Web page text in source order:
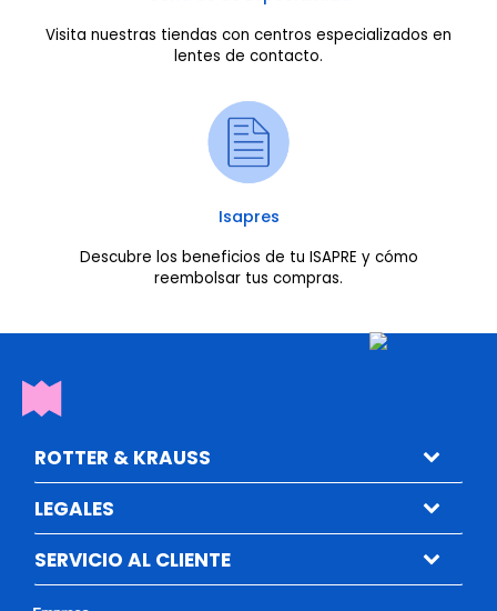
Visita nuestras tiendas con centros especializados en
lentes de contacto.
Isapres
Descubre los beneficios de tu ISAPRE y cómo
reembolsar tus compras.
ROTTER & KRAUSS
LEGALES
SERVICIO AL CLIENTE